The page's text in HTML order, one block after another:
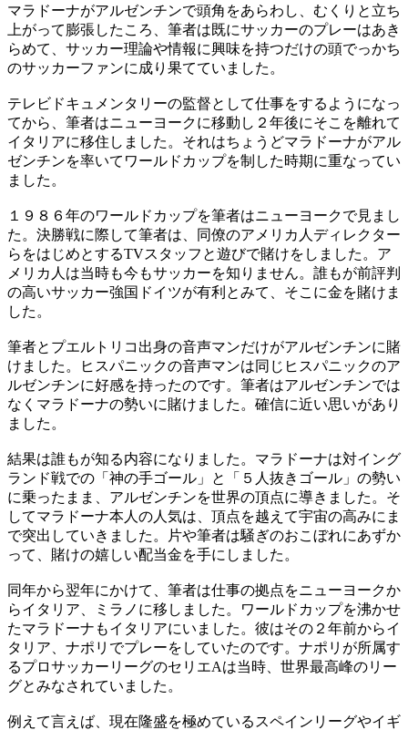
マラドーナがアルゼンチンで頭角をあらわし、むくりと立ち
上がって膨張したころ、筆者は既にサッカーのプレーはあき
らめて、サッカー理論や情報に興味を持つだけの頭でっかち
のサッカーファンに成り果てていました。
テレビドキュメンタリーの監督として仕事をするようになっ
てから、筆者はニューヨークに移動し２年後にそこを離れて
イタリアに移住しました。それはちょうどマラドーナがアル
ゼンチンを率いてワールドカップを制した時期に重なってい
ました。
１９８６年のワールドカップを筆者はニューヨークで見まし
た。決勝戦に際して筆者は、同僚のアメリカ人ディレクター
らをはじめとするTVスタッフと遊びで賭けをしました。ア
メリカ人は当時も今もサッカーを知りません。誰もが前評判
の高いサッカー強国ドイツが有利とみて、そこに金を賭けま
した。
筆者とプエルトリコ出身の音声マンだけがアルゼンチンに賭
けました。ヒスパニックの音声マンは同じヒスパニックのア
ルゼンチンに好感を持ったのです。筆者はアルゼンチンでは
なくマラドーナの勢いに賭けました。確信に近い思いがあり
ました。
結果は誰もが知る内容になりました。マラドーナは対イング
ランド戦での「神の手ゴール」と「５人抜きゴール」の勢い
に乗ったまま、アルゼンチンを世界の頂点に導きました。そ
してマラドーナ本人の人気は、頂点を越えて宇宙の高みにま
で突出していきました。片や筆者は騒ぎのおこぼれにあずか
って、賭けの嬉しい配当金を手にしました。
同年から翌年にかけて、筆者は仕事の拠点をニューヨークか
らイタリア、ミラノに移しました。ワールドカップを沸かせ
たマラドーナもイタリアにいました。彼はその２年前からイ
タリア、ナポリでプレーをしていたのです。ナポリが所属す
るプロサッカーリーグのセリエAは当時、世界最高峰のリー
グとみなされていました。
例えて言えば、現在隆盛を極めているスペインリーグやイギ